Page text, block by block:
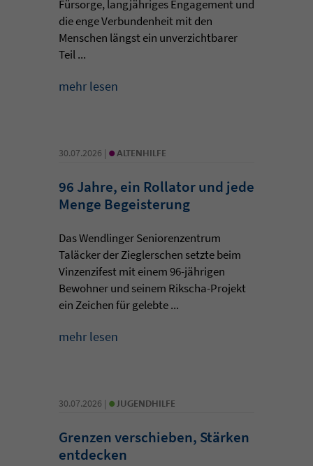
Fürsorge, langjähriges Engagement und
die enge Verbundenheit mit den
Menschen längst ein unverzichtbarer
Teil ...
mehr lesen
30.07.2026 | • ALTENHILFE
96 Jahre, ein Rollator und jede
Menge Begeisterung
Das Wendlinger Seniorenzentrum
Taläcker der Zieglerschen setzte beim
Vinzenzifest mit einem 96-jährigen
Bewohner und seinem Rikscha-Projekt
ein Zeichen für gelebte ...
mehr lesen
30.07.2026 | • JUGENDHILFE
Grenzen verschieben, Stärken
entdecken